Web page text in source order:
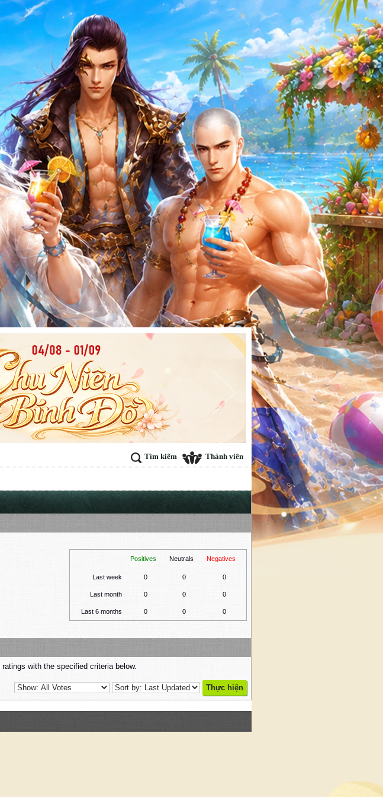
Tìm kiếm Thành viên
Positives Neutrals Negatives
Last week 0 0 0
Last month 0 0 0
Last 6 months 0 0 0
with the specified criteria below.